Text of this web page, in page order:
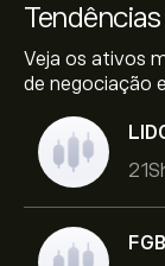
Tendências
Veja os ativos
de negociação